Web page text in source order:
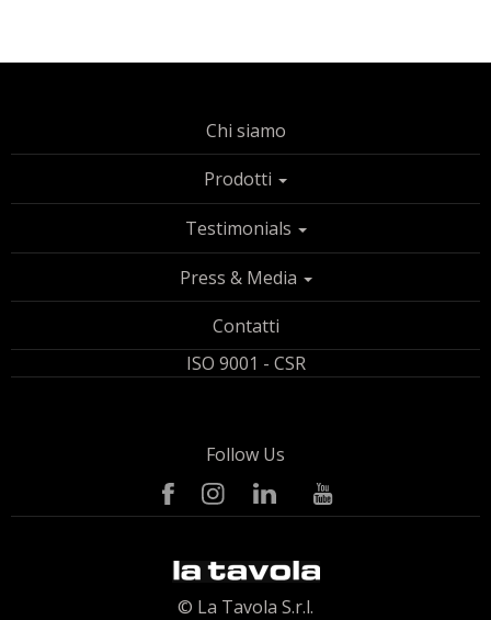
Chi siamo
Prodotti
Testimonials
Press & Media
Contatti
ISO 9001 - CSR
Follow Us
© La Tavola S.r.l.